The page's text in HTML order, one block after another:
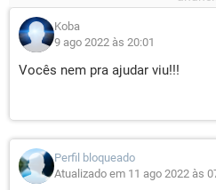
Koba
9 ago 2022 às 20:01
Vocês nem pra ajudar viu!!!
Perfil bloqueado
Atualizado em 11 ago 2022 às